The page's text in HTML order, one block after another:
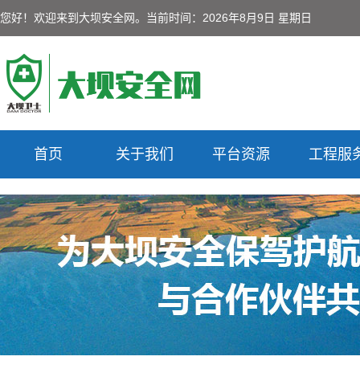
您好！欢迎来到大坝安全网。 当前时间：2026年8月9日 星期日
首页 关于我们 平台资源 工程服